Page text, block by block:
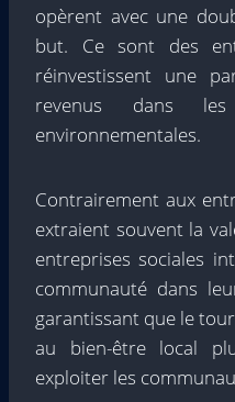
opèrent avec une
but.
Ce sont des
réinvestissent une
revenus dans
environnementales.
Contrairement aux
extraient souvent la
entreprises sociales
communauté dans
garantissant que le
au bien-être local
exploiter les